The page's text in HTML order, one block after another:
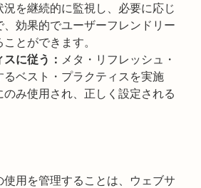
況を継続的に監視し、必要に応じ
、効果的でユーザーフレンドリー
とができます。
に従う： メタ・リフレッシュ・
るベスト・プラクティスを実施
のみ使用され、正しく設定される
用を管理することは、ウェブサ